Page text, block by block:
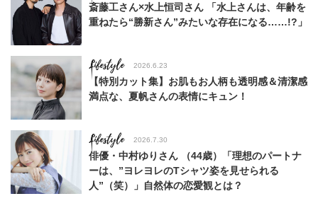
斎藤工さん×水上恒司さん 「水上さんは、年齢を
重ねたら“勝新さん”みたいな存在になる……!?」
Lifestyle 2026.6.23
【特別カット集】お肌もお人柄も透明感＆清潔感
満点な、夏帆さんの表情にキュン！
Lifestyle 2026.7.30
俳優・中村ゆりさん （44歳）「理想のパートナ
ーは、”ヨレヨレのTシャツ姿を見せられる
人”（笑）」自然体の恋愛観とは？